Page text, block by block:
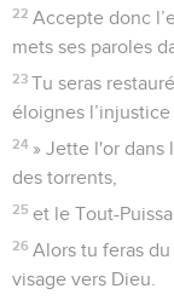
22 Accepte donc
mets ses paroles
23 Tu seras
éloignes l’injustice
24 » Jette l'or dans
des torrents,
25 et le Tout-
26 Alors tu feras
visage vers Dieu.